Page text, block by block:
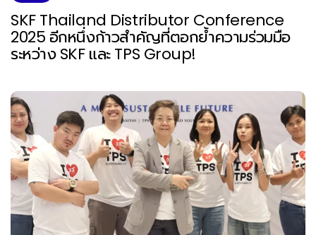
SKF Thailand Distributor Conference
2025 อีกหนึ่งก้าวสำคัญที่ตอกย้ำความร่วมมือ
ระหว่าง SKF และ TPS Group!